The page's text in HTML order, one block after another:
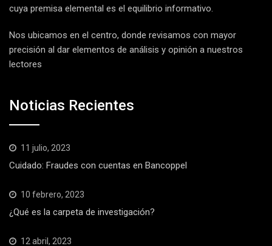
cuya premisa elemental es el equilibrio informativo.
Nos ubicamos en el centro, donde revisamos con mayor
precisión al dar elementos de análisis y opinión a nuestros
lectores
Noticias Recientes
11 julio, 2023
Cuidado: Fraudes con cuentas en Bancoppel
10 febrero, 2023
¿Qué es la carpeta de investigación?
12 abril, 2023